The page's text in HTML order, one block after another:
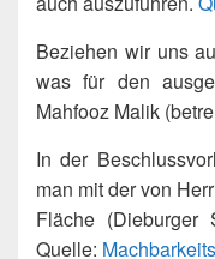
Beziehen wir uns
was für den
Mahfooz Malik
In der
man mit der von
Fläche (Dieburger
Quelle: